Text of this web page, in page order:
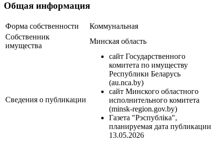
Общая информация
Форма собственности
Коммунальная
Собственник
имущества
Минская область
Сведения о публикации
сайт Государственного
комитета по имуществу
Республики Беларусь
(au.nca.by)
сайт Минского областного
исполнительного комитета
(minsk-region.gov.by)
Газета "Рэспубліка",
планируемая дата публикации
13.05.2026